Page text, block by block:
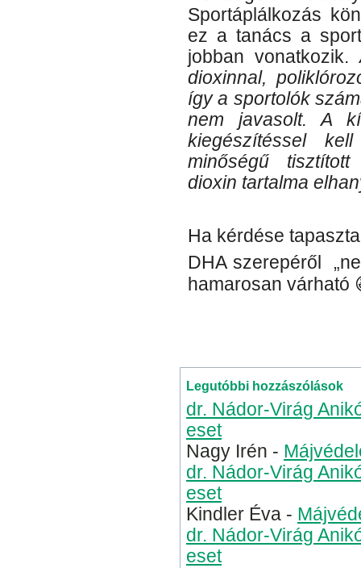
Sportáplálkozás
ez a tanács a
jobban vonatkozik.
dioxinnal,
így a sportolók
nem javasolt. A
kiegészítéssel
minőségű
dioxin tartalma
Ha kérdése
DHA szerepéről
hamarosan várható
Legutóbbi hozzászólások
dr. Nádor-Virág
eset
Nagy Irén -
dr. Nádor-Virág
eset
Kindler Éva -
dr. Nádor-Virág
eset